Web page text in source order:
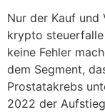
Nur der Kauf und
krypto
keine Fehler
dem Segment,
Prostatakrebs
2022 der